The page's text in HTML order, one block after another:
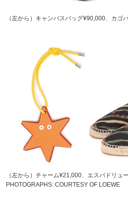
（左から）キャンバスバッグ¥90,000、カゴ
（左から）チャーム¥21,000、エスパドリュ
PHOTOGRAPHS: COURTESY OF LOEWE